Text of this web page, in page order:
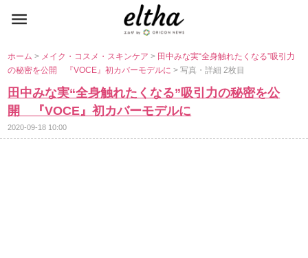
ホーム> メイク・コスメ・スキンケア> 田中みな実“全身触れたくなる”吸引力
の秘密を公開 『VOCE』初カバーモデルに> 写真・詳細 2枚目
田中みな実“全身触れたくなる”吸引力の秘密を公
開 『VOCE』初カバーモデルに
2020-09-18 10:00